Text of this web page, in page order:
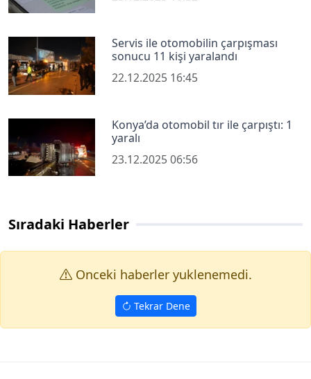
Servis ile otomobilin çarpışması
sonucu 11 kişi yaralandı
22.12.2025 16:45
Konya’da otomobil tır ile çarpıştı: 1
yaralı
23.12.2025 06:56
Sıradaki Haberler
Onceki haberler yuklenemedi.
Tekrar Dene